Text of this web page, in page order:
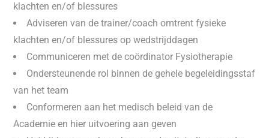
klachten en/of blessures
Adviseren van de trainer/coach omtrent fysieke
klachten en/of blessures op wedstrijddagen
Communiceren met de coördinator Fysiotherapie
Ondersteunende rol binnen de gehele begeleidingsstaf
van het team
Conformeren aan het medisch beleid van de
Academie en hier uitvoering aan geven